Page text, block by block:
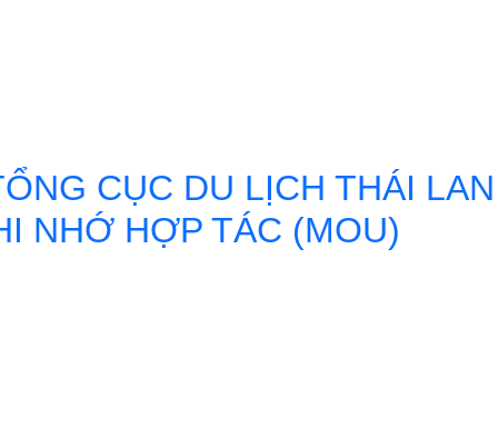
KHẢO SÁT HẠ TẦNG DU LỊCH MICE CAO CẤP TẠI HÀN QUỐC
CỤC DU LỊCH THÁI
NHỚ HỢP TÁC (MOU)